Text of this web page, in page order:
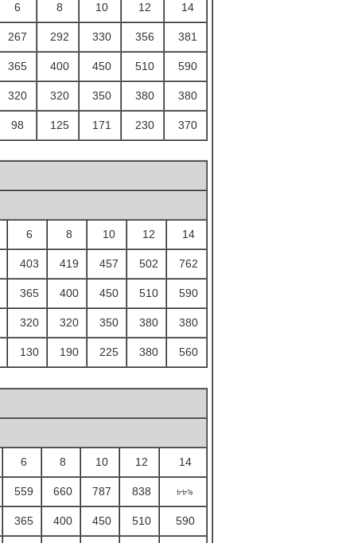
6 8 10 12 14
267 292 330 356 381
365 400 450 510 590
320 320 350 380 380
98 125 171 230 370
6 8 10 12 14
403 419 457 502 762
365 400 450 510 590
320 320 350 380 380
130 190 225 380 560
6 8 10 12 14
559 660 787 838 ৮৮৯
365 400 450 510 590